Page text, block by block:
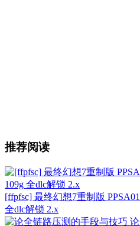
推荐阅读
[ffpfsc] 最终幻想7重制版
全dlc解锁 2.x